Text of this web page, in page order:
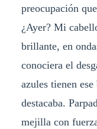
preocupación
¿Ayer? Mi
brillante, en
conociera el
azules tienen
destacaba.
mejilla con